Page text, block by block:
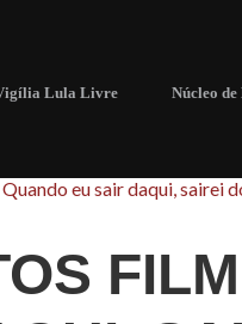
Lula Livre Núcleo
eu sair daqui, sairei